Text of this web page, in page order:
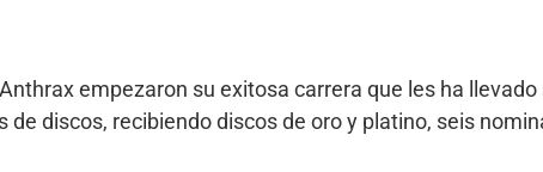
empezaron su exitosa carrera que les ha
discos, recibiendo discos de oro y platino, seis